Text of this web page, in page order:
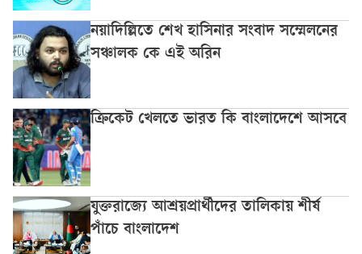
নয়াদিল্লিতে শেখ হাসিনার সংবাদ সম্মেলনের
সঞ্চালক কে এই অরিন
ক্রিকেট খেলতে ভারত কি বাংলাদেশে আসবে
যুক্তরাজ্যে আশ্রয়প্রার্থীদের তালিকায় শীর্ষ
পাঁচে বাংলাদেশ